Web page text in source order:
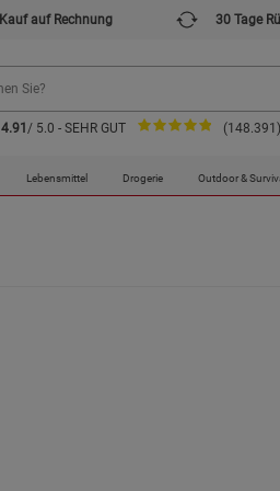
Kauf auf Rechnung 30 Tage
4.91 / 5.0 - SEHR GUT (148.391)
Lebensmittel Drogerie Outdoor &